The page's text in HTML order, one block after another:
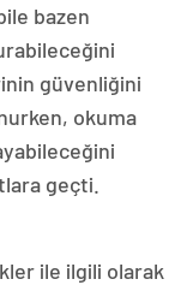
bazen
güvenliğini
okuma
geçti.
ile ilgili olarak